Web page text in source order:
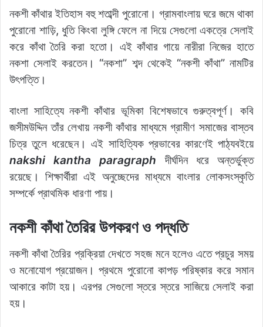
নকশী কাঁথার ইতিহাস বহু শতাব্দী পুরোনো। গ্রামবাংলায় ঘরে জমে থাকা
পুরোনো শাড়ি, ধুতি কিংবা লুঙ্গি ফেলে না দিয়ে সেগুলো একত্রে সেলাই
করে কাঁথা তৈরি করা হতো। এই কাঁথার গায়ে নারীরা নিজের হাতে
নকশা সেলাই করতেন। “নকশা” শব্দ থেকেই “নকশী কাঁথা” নামটির
উৎপত্তি।
বাংলা সাহিত্যে নকশী কাঁথার ভূমিকা বিশেষভাবে গুরুত্বপূর্ণ। কবি
জসীমউদ্দিন তাঁর লেখায় নকশী কাঁথার মাধ্যমে গ্রামীণ সমাজের বাস্তব
চিত্র তুলে ধরেছেন। এই সাহিত্যিক প্রভাবের কারণেই পাঠ্যবইয়ে
nakshi kantha paragraph দীর্ঘদিন ধরে অন্তর্ভুক্ত
রয়েছে। শিক্ষার্থীরা এই অনুচ্ছেদের মাধ্যমে বাংলার লোকসংস্কৃতি
সম্পর্কে প্রাথমিক ধারণা পায়।
নকশী কাঁথা তৈরির উপকরণ ও পদ্ধতি
নকশী কাঁথা তৈরির প্রক্রিয়া দেখতে সহজ মনে হলেও এতে প্রচুর সময়
ও মনোযোগ প্রয়োজন। প্রথমে পুরোনো কাপড় পরিষ্কার করে সমান
আকারে কাটা হয়। এরপর সেগুলো স্তরে স্তরে সাজিয়ে সেলাই করা
হয়।